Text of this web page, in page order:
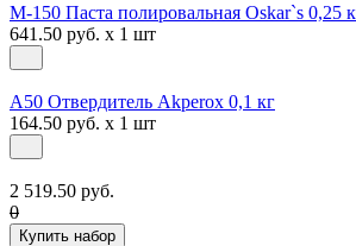
М-150 Паста полировальная Oskar`s 0,25
641.50 руб. x 1 шт
A50 Отвердитель Akperox 0,1 кг
164.50 руб. x 1 шт
2 519.50 руб.
0
Купить набор